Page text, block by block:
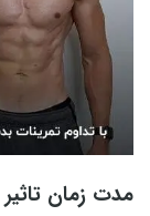
مدت زمان